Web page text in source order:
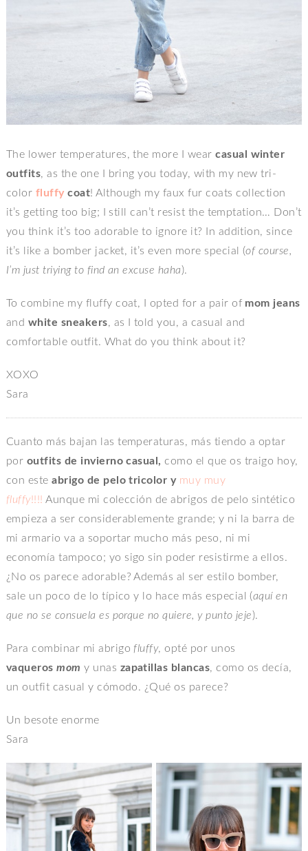
The lower temperatures, the more I wearcasual winter
outfits, as the one I bring you today, with my new tri-
color fluffycoat! Although my faux fur coats collection
it’s getting too big; I still can’t resist the temptation… Don’t
you think it’s too adorable to ignore it? In addition, since
it’s like a bomber jacket, it’s even more special (of course,
I’m just triying to find an excuse haha).
To combine my fluffy coat, I opted for a pair of mom jeans
and white sneakers, as I told you, a casual and
comfortable outfit. What do you think about it?
XOXO
Sara
Cuanto más bajan las temperaturas, más tiendo a optar
por outfits de invierno casual,como el que os traigo hoy,
con esteabrigo de pelo tricolor y muy muy
fluffy!!!! Aunque mi colección de abrigos de pelo sintético
empieza a ser considerablemente grande; y ni la barra de
mi armario va a soportar mucho más peso, ni mi
economía tampoco; yo sigo sin poder resistirme a ellos.
¿No os parece adorable? Además al ser estilo bomber,
sale un poco de lo típico y lo hace más especial (aquí en
que no se consuela es porque no quiere, y punto jeje).
Para combinar mi abrigo fluffy, opté por unos
vaquerosmomy unas zapatillas blancas, como os decía,
un outfit casual y cómodo. ¿Qué os parece?
Un besote enorme
Sara